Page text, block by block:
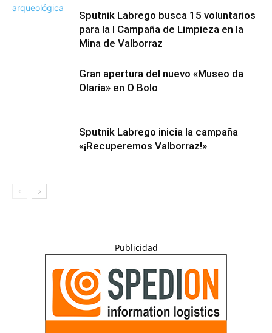
Sputnik Labrego busca 15 voluntarios
para la I Campaña de Limpieza en la
Mina de Valborraz
Gran apertura del nuevo «Museo da
Olaría» en O Bolo
Sputnik Labrego inicia la campaña
«¡Recuperemos Valborraz!»
Publicidad